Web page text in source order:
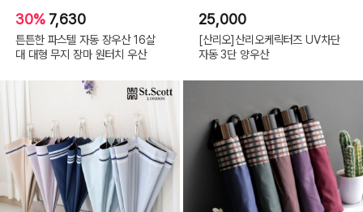
30% 7,630
튼튼한 파스텔 자동 장우산 16살
대 대형 무지 장마 원터치 우산
25,000
[산리오]산리오케릭터즈 UV차단
자동 3단 양우산